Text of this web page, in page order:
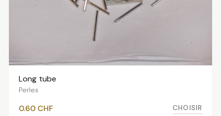
Long tube
Perles
0.60 CHF CHOISIR